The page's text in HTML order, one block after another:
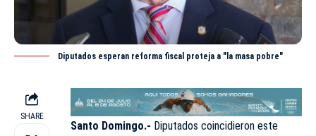
Diputados esperan reforma fiscal proteja a "la masa pobre"
SHARE
Santo Domingo.- Diputados coincidieron este